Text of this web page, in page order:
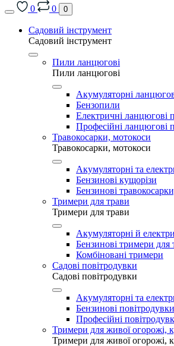
0
0 0
Садовий інструмент
Садовий інструмент
Пили ланцюгові
Пили ланцюгові
Акумуляторні
Бензопили
Електричні ланцюгові
Професійні ланцюгові
Травокосарки, мотокоси
Травокосарки, мотокоси
Акумуляторні та
Бензинові кущорізи
Бензинові
Тримери для трави
Тримери для трави
Акумуляторні й
Бензинові тримери для
Комбіновані тримери
Садові повітродувки
Садові повітродувки
Акумуляторні та
Бензинові повітродувки
Професійні
Тримери для живої огорожі,
Тримери для живої огорожі,